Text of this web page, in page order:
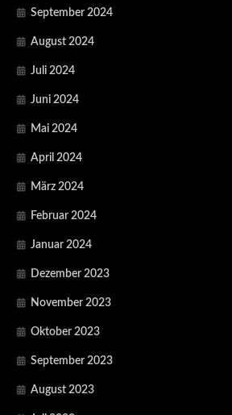
September 2024
August 2024
Juli 2024
Juni 2024
Mai 2024
April 2024
März 2024
Februar 2024
Januar 2024
Dezember 2023
November 2023
Oktober 2023
September 2023
August 2023